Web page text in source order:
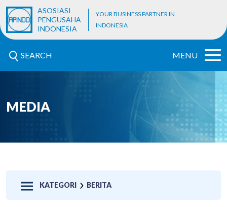
ASOSIASI
PENGUSAHA
INDONESIA
YOUR BUSINESS PARTNER IN
INDONESIA
SEARCH MENU
MEDIA
KATEGORI BERITA